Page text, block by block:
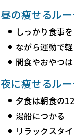
昼の痩せるル
しっかり食事
ながら運動で
間食やおやつ
夜に痩せるル
夕食は朝食の
湯船につかる
リラックスタ